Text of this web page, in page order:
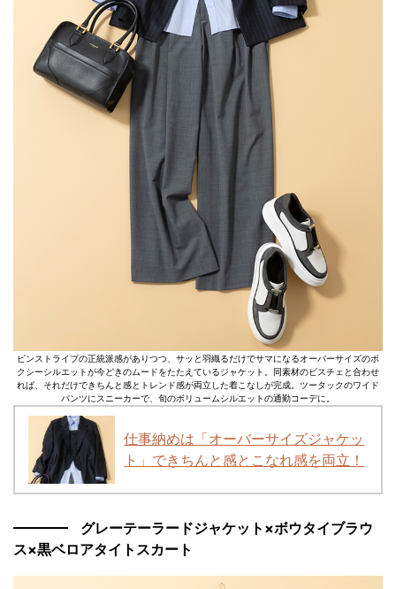
ピンストライプの正統派感がありつつ、サッと羽織るだけでサマになるオーバーサイズのボ
クシーシルエットが今どきのムードをたたえているジャケット。同素材のビスチェと合わせ
れば、それだけできちんと感とトレンド感が両立した着こなしが完成。ツータックのワイド
パンツにスニーカーで、旬のボリュームシルエットの通勤コーデに。
仕事納めは「オーバーサイズジャケッ
ト」できちんと感とこなれ感を両立！
グレーテーラードジャケット×ボウタイブラウ
ス×黒ベロアタイトスカート